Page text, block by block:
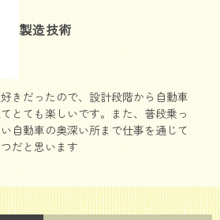
製造技術
きだったので、設計段階から自動車
とても楽しいです。また、普段乗っ
自動車の奥深い所まで仕事を通じて
だと思います